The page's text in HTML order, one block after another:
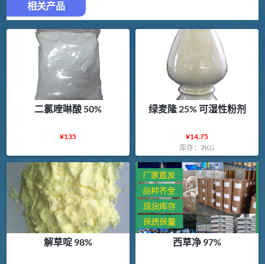
相关产品
二氯喹啉酸 50%
¥135
绿麦隆 25% 可湿性粉剂
¥14.75
库存：7KG
解草啶 98% 西草净 97%